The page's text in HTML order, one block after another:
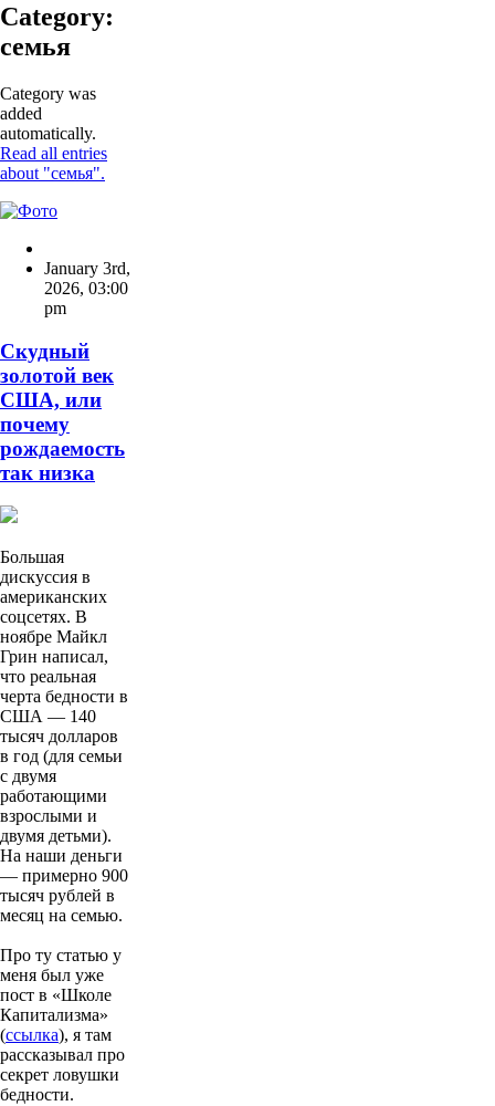
Category:
семья
Category was
added
automatically.
Read all entries
about "семья".
January 3rd,
2026, 03:00
pm
Скудный
золотой век
США, или
почему
рождаемость
так низка
Большая
дискуссия в
американских
соцсетях. В
ноябре Майкл
Грин написал,
что реальная
черта бедности в
США — 140
тысяч долларов
в год (для семьи
с двумя
работающими
взрослыми и
двумя детьми).
На наши деньги
— примерно 900
тысяч рублей в
месяц на семью.
Про ту статью у
меня был уже
пост в «Школе
Капитализма»
(ссылка), я там
рассказывал про
секрет ловушки
бедности.